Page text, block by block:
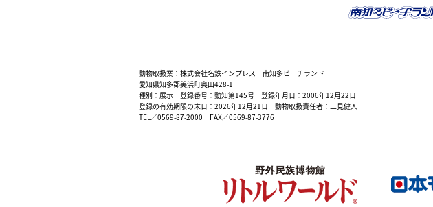
動物取扱業：株式会社名鉄インプレス 南知多ビーチランド
愛知県知多郡美浜町奥田428-1
種別：展示 登録番号：動知第145号 登録年月日：2006年12月22日
登録の有効期限の末日：2026年12月21日 動物取扱責任者：二見健人
TEL／0569-87-2000 FAX／0569-87-3776